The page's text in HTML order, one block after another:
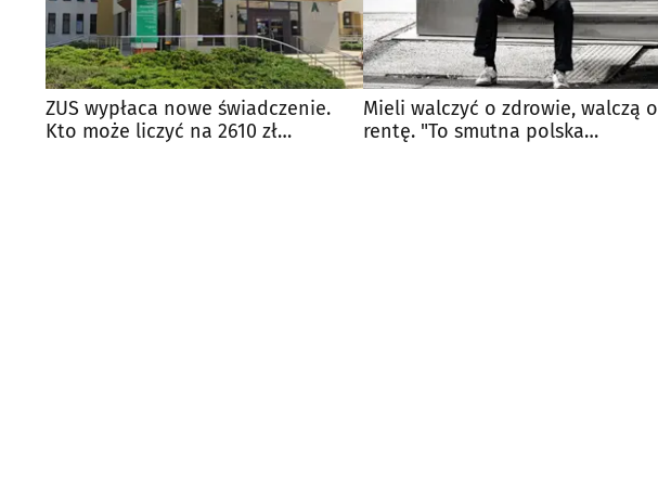
ZUS wypłaca nowe świadczenie.
Kto może liczyć na 2610 zł
Mieli walczyć o zdrowie, walczą o
rentę. "To smutna polska